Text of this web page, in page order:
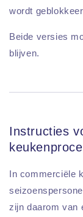
wordt
Beide versies
blijven.
Instructies
In commerciële
zijn daarom van